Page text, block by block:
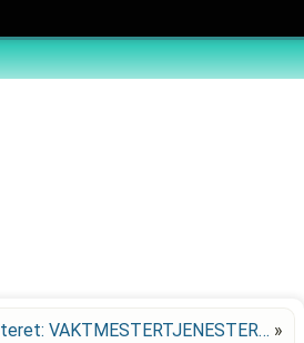
VAKTMESTERTJENESTER… »